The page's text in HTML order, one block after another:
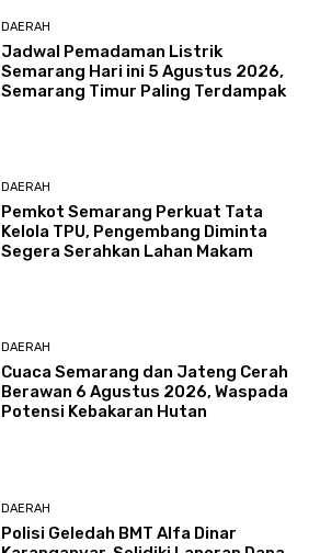
DAERAH
Jadwal Pemadaman Listrik
Semarang Hari ini 5 Agustus 2026,
Semarang Timur Paling Terdampak
DAERAH
Pemkot Semarang Perkuat Tata
Kelola TPU, Pengembang Diminta
Segera Serahkan Lahan Makam
DAERAH
Cuaca Semarang dan Jateng Cerah
Berawan 6 Agustus 2026, Waspada
Potensi Kebakaran Hutan
DAERAH
Polisi Geledah BMT Alfa Dinar